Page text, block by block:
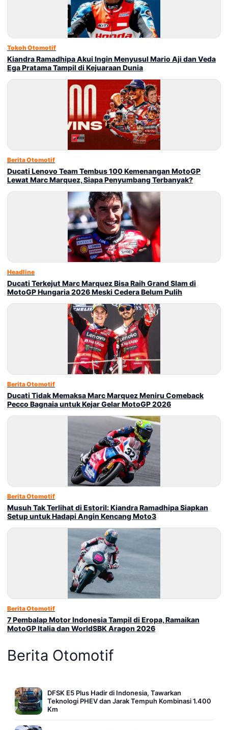
Tokoh Otomotif
Kiandra Ramadhipa Akui Ingin Menyusul Mario Aji dan Veda
Ega Pratama Tampil di Kejuaraan Dunia
Berita Otomotif
Ducati Lenovo Team Tembus 100 Kemenangan MotoGP
Lewat Marc Marquez, Siapa Penyumbang Terbanyak?
Headline
Ducati Terkejut Marc Marquez Bisa Raih Grand Slam di
MotoGP Hungaria 2026 Meski Cedera Belum Pulih
Berita Otomotif
Ducati Tidak Memaksa Marc Marquez Meniru Comeback
Pecco Bagnaia untuk Kejar Gelar MotoGP 2026
Berita Otomotif
Musuh Tak Terlihat di Estoril: Kiandra Ramadhipa Siapkan
Setup untuk Hadapi Angin Kencang Moto3
Berita Otomotif
7 Pembalap Motor Indonesia Tampil di Eropa, Ramaikan
MotoGP Italia dan WorldSBK Aragon 2026
Berita Otomotif
DFSK E5 Plus Hadir di Indonesia, Tawarkan
Teknologi PHEV dan Jarak Tempuh Kombinasi 1.400
Km